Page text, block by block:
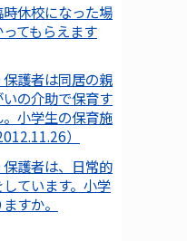
休校になった場
てもらえます
護者は同居の親
の介助で保育す
小学生の保育施
）
護者は、日常的
ています。小学
すか。